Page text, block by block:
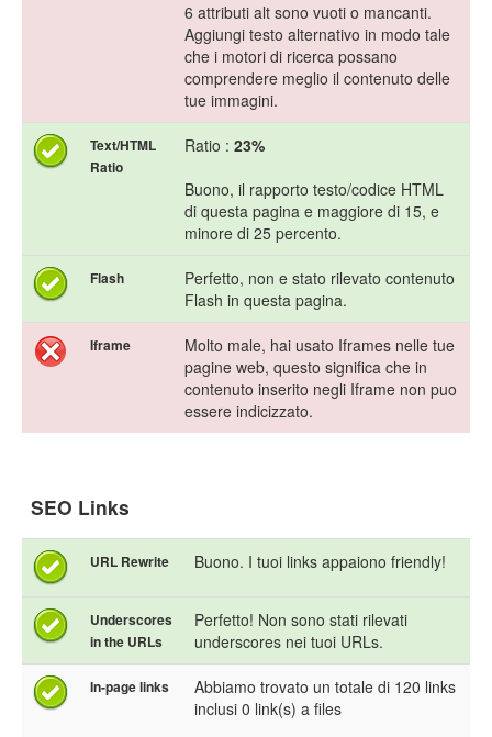
6 attributi alt sono vuoti o mancanti.
Aggiungi testo alternativo in modo tale
che i motori di ricerca possano
comprendere meglio il contenuto delle
tue immagini.
Text/HTML
Ratio
Ratio : 23%
Buono, il rapporto testo/codice HTML
di questa pagina e maggiore di 15, e
minore di 25 percento.
Flash
Perfetto, non e stato rilevato contenuto
Flash in questa pagina.
Iframe
Molto male, hai usato Iframes nelle tue
pagine web, questo significa che in
contenuto inserito negli Iframe non puo
essere indicizzato.
SEO Links
URL Rewrite Buono. I tuoi links appaiono friendly!
Underscores
in the URLs
Perfetto! Non sono stati rilevati
underscores nei tuoi URLs.
In-page links
Abbiamo trovato un totale di 120 links
inclusi 0 link(s) a files